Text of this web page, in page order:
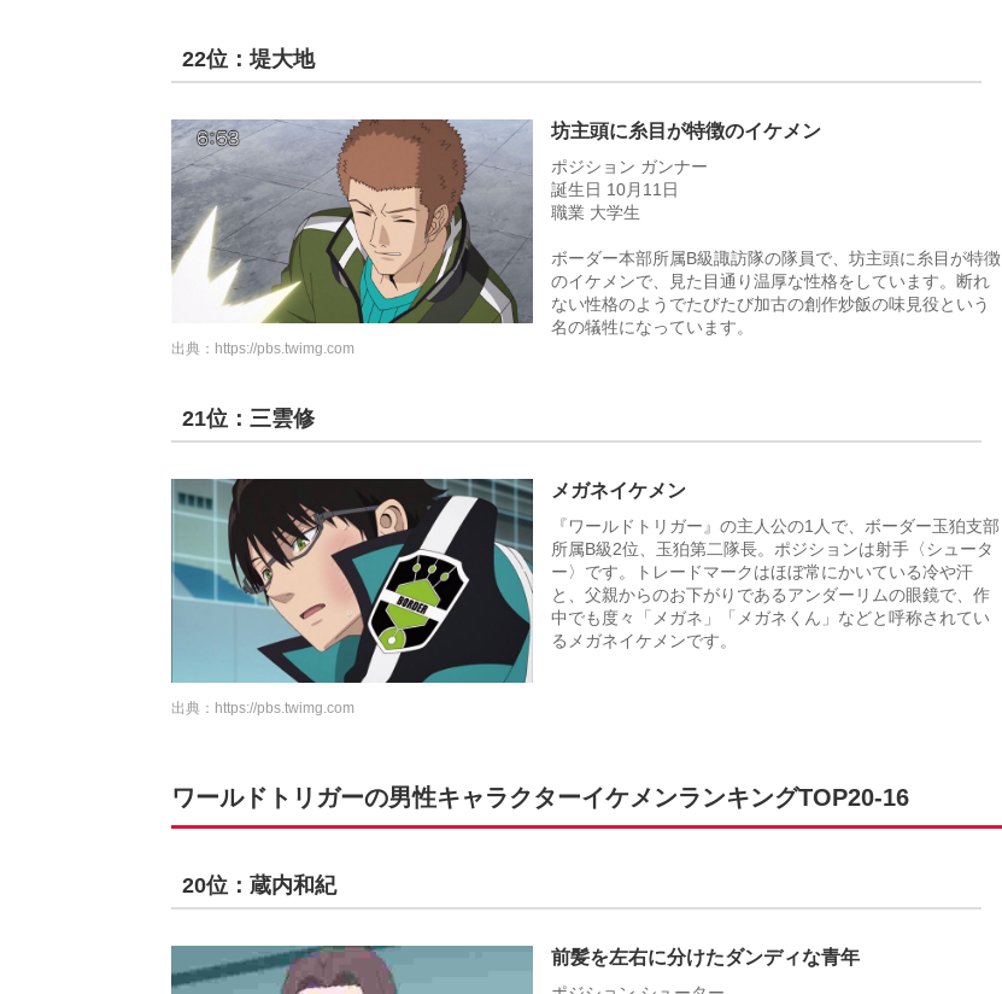
22位：堤大地
坊主頭に糸目が特徴のイケメン
ポジション ガンナー
誕生日 10月11日
職業 大学生
ボーダー本部所属B級諏訪隊の隊員で、坊主頭に糸目が特徴
のイケメンで、見た目通り温厚な性格をしています。断れ
ない性格のようでたびたび加古の創作炒飯の味見役という
名の犠牲になっています。
出典： https://pbs.twimg.com
21位：三雲修
メガネイケメン
『ワールドトリガー』の主人公の1人で、ボーダー玉狛支部
所属B級2位、玉狛第二隊長。ポジションは射手〈シュータ
ー〉です。トレードマークはほぼ常にかいている冷や汗
と、父親からのお下がりであるアンダーリムの眼鏡で、作
中でも度々「メガネ」「メガネくん」などと呼称されてい
るメガネイケメンです。
出典： https://pbs.twimg.com
ワールドトリガーの男性キャラクターイケメンランキングTOP20-16
20位：蔵内和紀
前髪を左右に分けたダンディな青年